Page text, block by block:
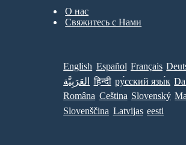
О нас
Свяжитесь с Нами
English Español Français
العَرَبِيَّة
हिन्दी ру́сский язы́к
Româna Ceština Slovenský
Slovenščina Latvijas eesti